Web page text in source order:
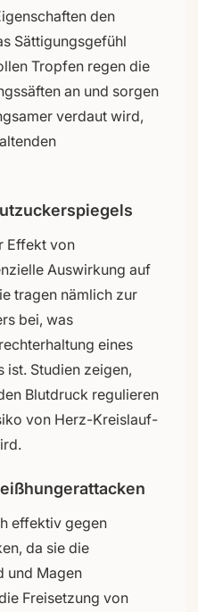
den
Sättigungsgefühl
Tropfen regen die
an und sorgen
verdaut wird,
Effekt von
Auswirkung auf
tragen nämlich zur
bei, was
eines
ist. Studien zeigen,
Blutdruck regulieren
von Herz-Kreislauf-
effektiv gegen
da sie die
und Magen
Freisetzung von